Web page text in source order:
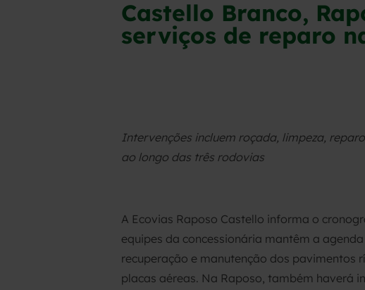
Castello Branco,
serviços de reparo
Intervenções incluem roçada, limpeza,
ao longo das três rodovias
A Ecovias Raposo Castello informa o
equipes da concessionária mantêm a
recuperação e manutenção dos pavimentos
placas aéreas. Na Raposo, também haverá